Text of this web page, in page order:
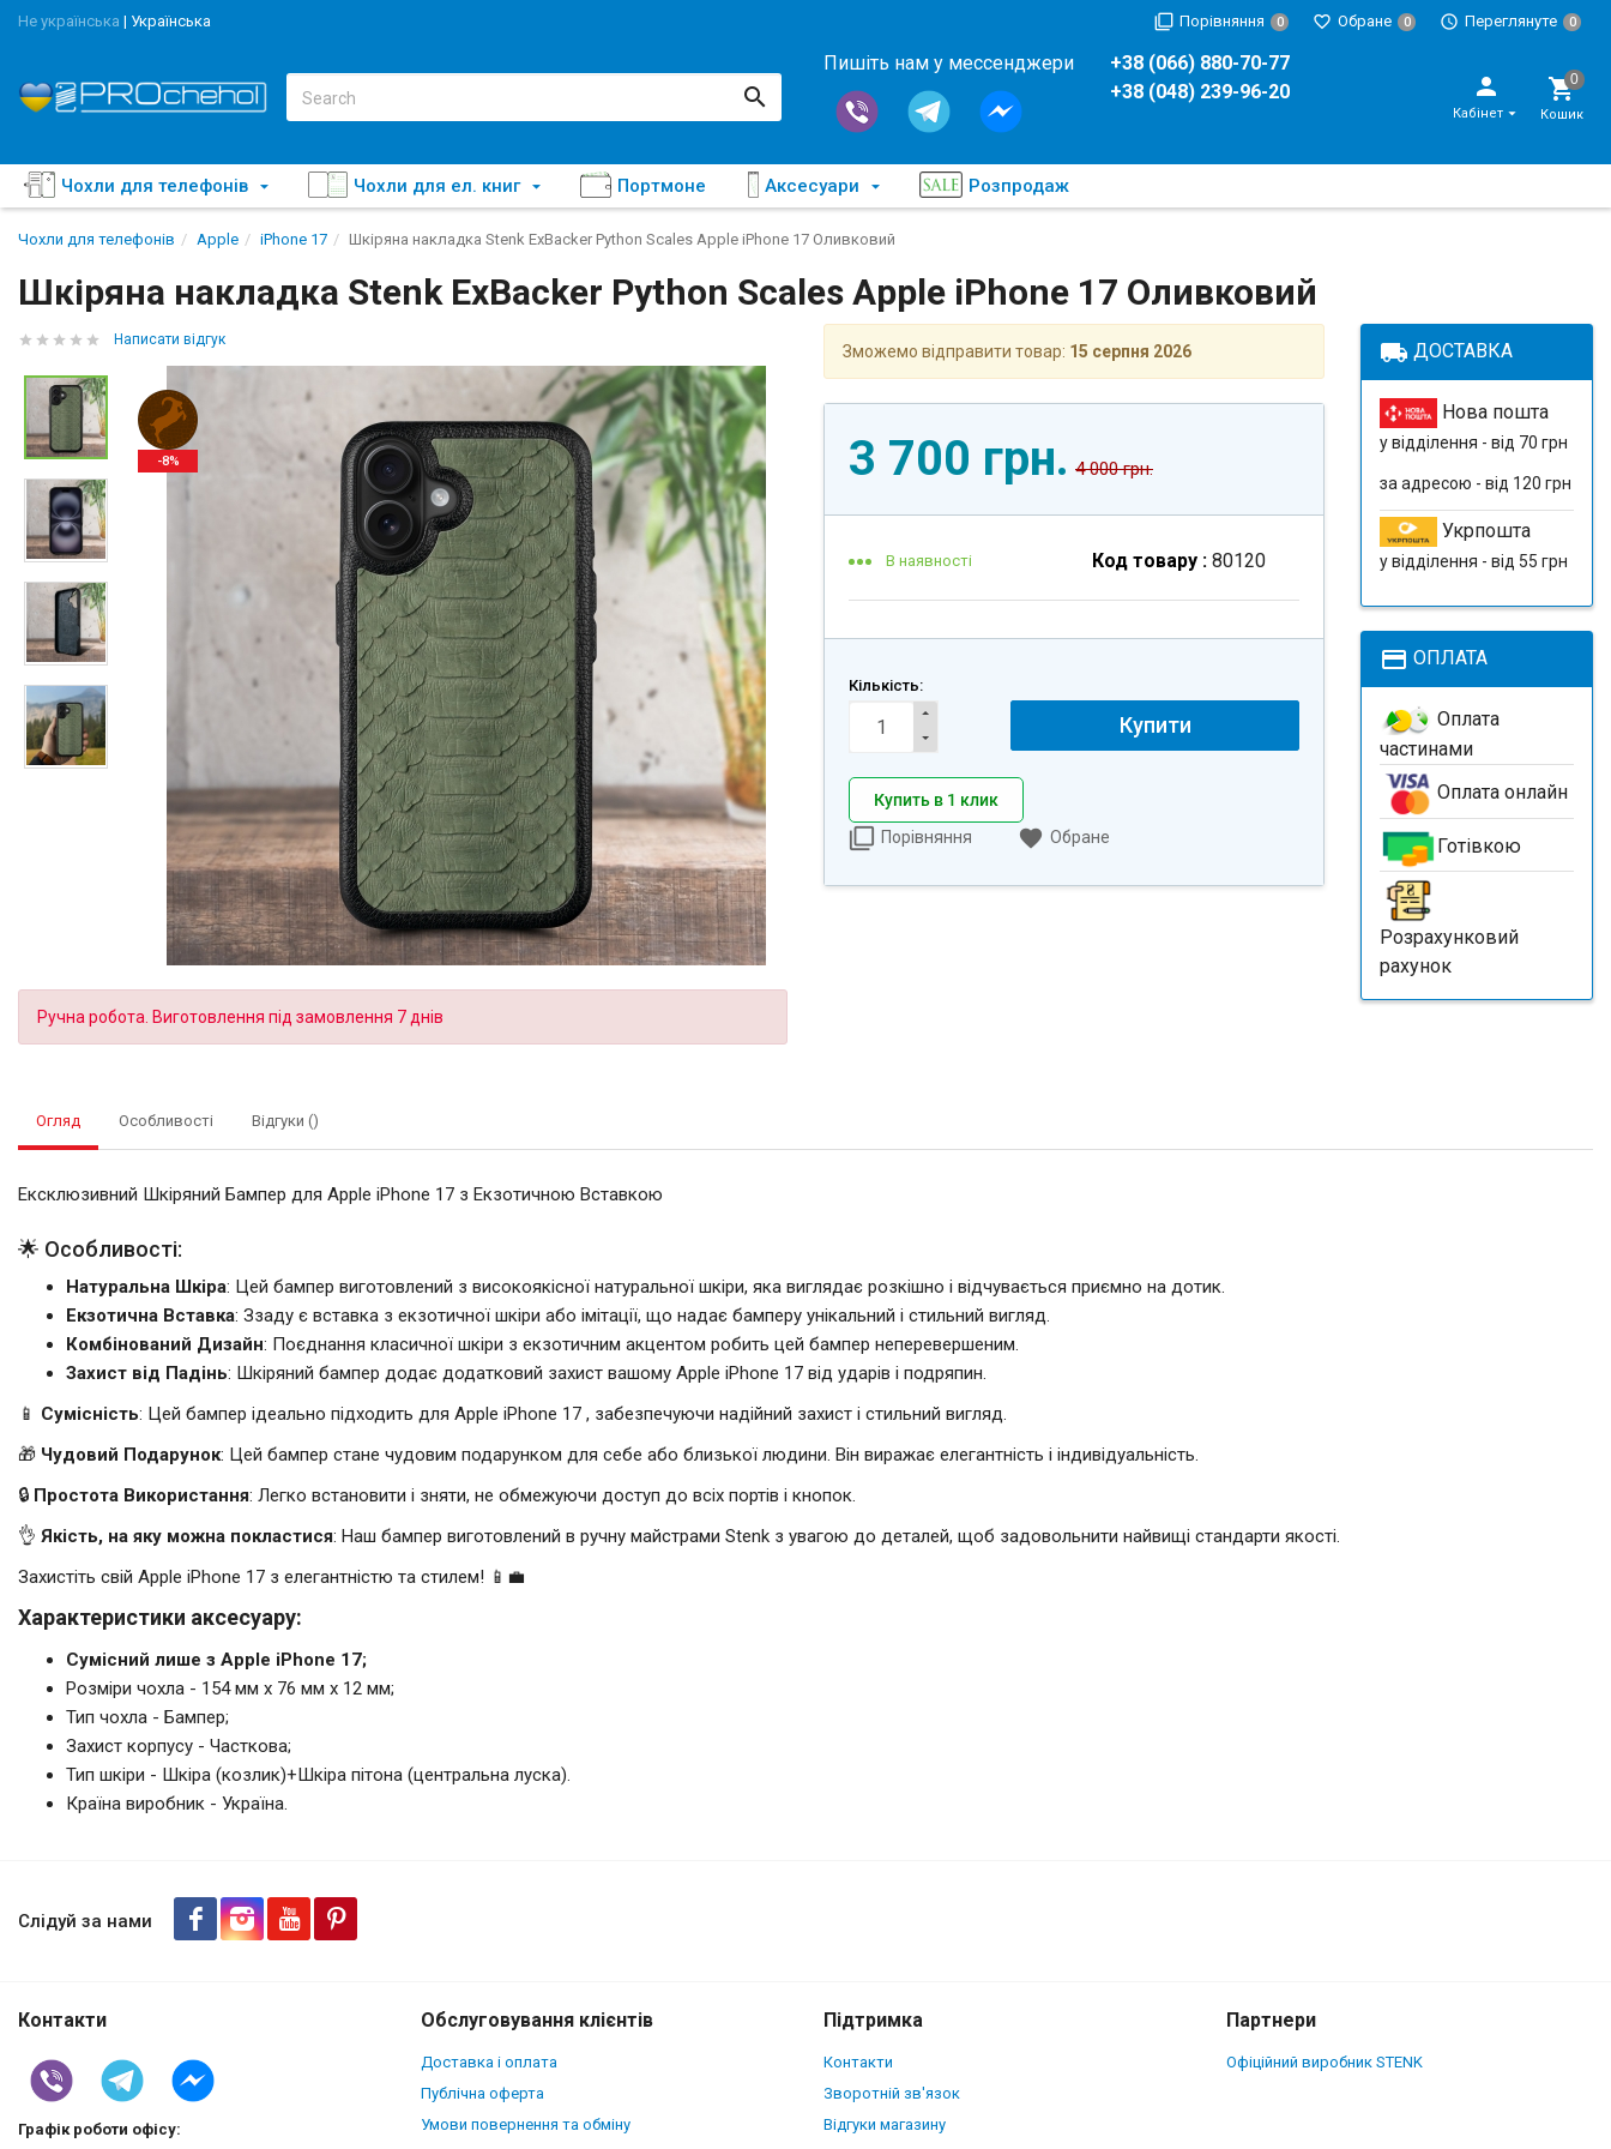
Не українська | Українська Порівняння 0 Обране 0 Переглянуте 0
Пишіть нам у мессенджери
+38 (066) 880-70-77
+38 (048) 239-96-20
Кабінет Кошик
Чохли для телефонів Чохли для ел. книг Портмоне Аксесуари Розпродаж
Чохли для телефонів Apple iPhone 17 Шкіряна накладка Stenk ExBacker Python Scales Apple iPhone 17 Оливковий
Шкіряна накладка Stenk ExBacker Python Scales Apple iPhone 17 Оливковий
Написати відгук
-8%
Ручна робота. Виготовлення під замовлення 7 днів
Зможемо відправити товар: 15 серпня 2026
3 700 грн. 4 000 грн.
В наявності Код товару : 80120
Кількість:
Купити
Купить в 1 клик
Порівняння
Обране
local_shipping ДОСТАВКА
Нова пошта
у відділення - від 70 грн
за адресою - від 120 грн
Укрпошта
у відділення - від 55 грн
payment ОПЛАТА
Оплата
частинами
Оплата онлайн
Готівкою
Розрахунковий
рахунок
Огляд Особливості Відгуки ()
Ексклюзивний Шкіряний Бампер для Apple iPhone 17 з Екзотичною Вставкою
🌟 Особливості:
Натуральна Шкіра: Цей бампер виготовлений з високоякісної натуральної шкіри, яка виглядає розкішно і відчувається приємно на дотик.
Екзотична Вставка: Ззаду є вставка з екзотичної шкіри або імітації, що надає бамперу унікальний і стильний вигляд.
Комбінований Дизайн: Поєднання класичної шкіри з екзотичним акцентом робить цей бампер неперевершеним.
Захист від Падінь: Шкіряний бампер додає додатковий захист вашому Apple iPhone 17 від ударів і подряпин.
📱 Сумісність: Цей бампер ідеально підходить для Apple iPhone 17 , забезпечуючи надійний захист і стильний вигляд.
🎁 Чудовий Подарунок: Цей бампер стане чудовим подарунком для себе або близької людини. Він виражає елегантність і індивідуальність.
🔒 Простота Використання: Легко встановити і зняти, не обмежуючи доступ до всіх портів і кнопок.
👌 Якість, на яку можна покластися: Наш бампер виготовлений в ручну майстрами Stenk з увагою до деталей, щоб задовольнити найвищі стандарти якості.
Захистіть свій Apple iPhone 17 з елегантністю та стилем! 📱💼
Характеристики аксесуару:
Сумісний лише з Apple iPhone 17;
Розміри чохла - 154 мм x 76 мм x 12 мм;
Тип чохла - Бампер;
Захист корпусу - Часткова;
Тип шкіри - Шкіра (козлик)+Шкіра пітона (центральна луска).
Країна виробник - Україна.
Шкіряна накладка Stenk ExBacker Python Scales Apple iPhone 17
Оливковий
Слідуй за нами
Контакти
Графік роботи офісу:
Обслуговування клієнтів
Доставка і оплата
Публічна оферта
Умови повернення та обміну
Підтримка
Контакти
Зворотній зв'язок
Відгуки магазину
Партнери
Офіційний виробник STENK